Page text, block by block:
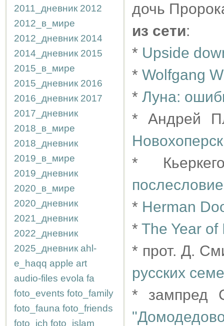
2011_дневник 2012
2012_в_мире
2012_дневник 2014
2014_дневник 2015
2015_в_мире
2015_дневник 2016
2016_дневник 2017
2017_дневник
2018_в_мире
2018_дневник
2019_в_мире
2019_дневник
2020_в_мире
2020_дневник
2021_дневник
2022_дневник
2025_дневник ahl-
e_haqq apple art
audio-files evola fa
foto_events foto_family
foto_fauna foto_friends
foto_ich foto_islam
дочь
из сети:
* Upside
* Wolfgang
* Луна:
* Андрей
Новохоперск
*
* Herman
* The Year of
* прот. Д.
русских
* зампред